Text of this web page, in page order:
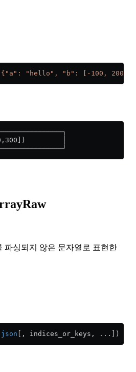
"hello", "b": [-100,
│
파싱되지 않은 문자열로 표현한
json [, indices_or_keys, ...])